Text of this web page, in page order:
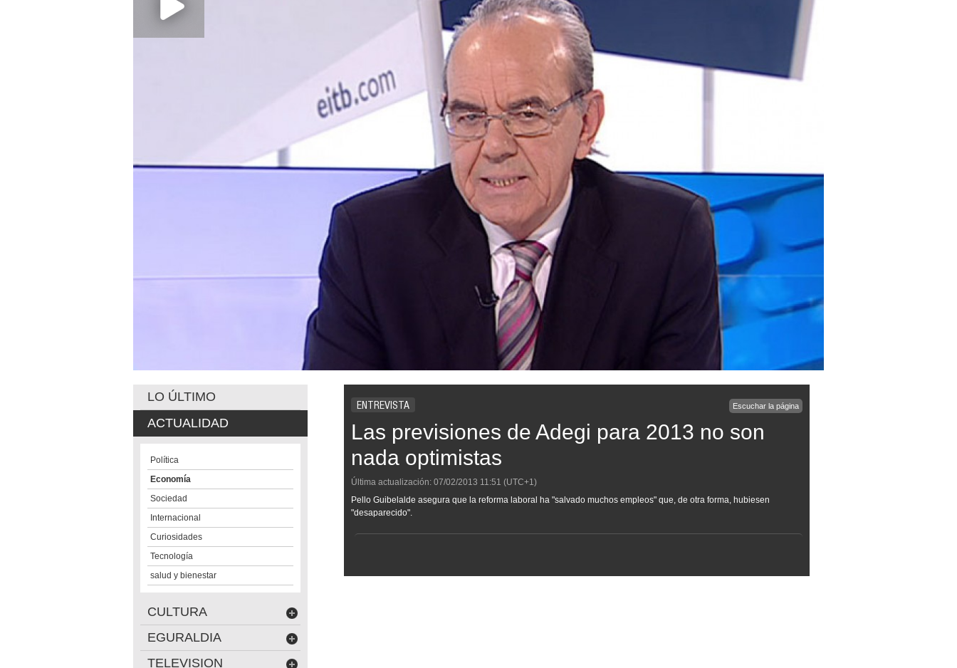
ENTREVISTA Escuchar la página
Las previsiones de Adegi para 2013 no son
nada optimistas
Última actualización: 07/02/2013 11:51 (UTC+1)
Pello Guibelalde asegura que la reforma laboral ha "salvado muchos empleos" que, de otra forma, hubiesen
"desaparecido".
LO ÚLTIMO
ACTUALIDAD
Política
Economía
Sociedad
Internacional
Curiosidades
Tecnología
salud y bienestar
CULTURA
EGURALDIA
TELEVISION